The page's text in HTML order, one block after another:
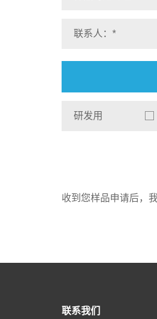
研发用
收到您样品申请后，
联系我们